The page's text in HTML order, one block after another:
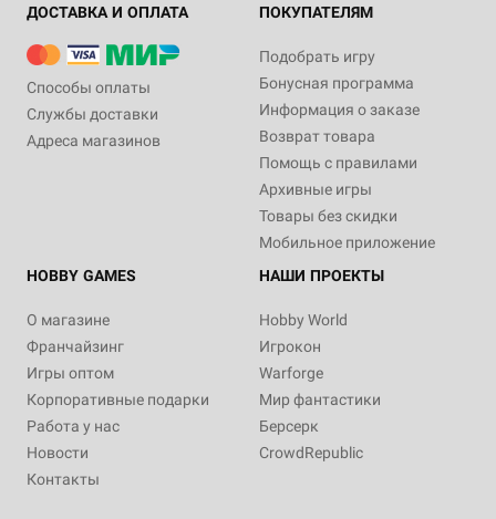
ДОСТАВКА И ОПЛАТА
Способы оплаты
Службы доставки
Адреса магазинов
ПОКУПАТЕЛЯМ
Подобрать игру
Бонусная программа
Информация о заказе
Возврат товара
Помощь с правилами
Архивные игры
Товары без скидки
Мобильное приложение
HOBBY GAMES
О магазине
Франчайзинг
Игры оптом
Корпоративные подарки
Работа у нас
Новости
Контакты
НАШИ ПРОЕКТЫ
Hobby World
Игрокон
Warforge
Мир фантастики
Берсерк
CrowdRepublic